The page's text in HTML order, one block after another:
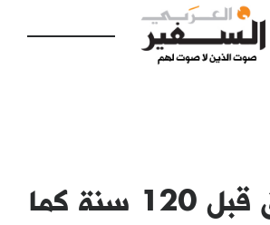
أهل دمشق قبل 120 سنة كما